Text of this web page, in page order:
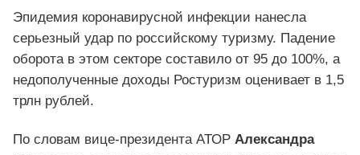
Эпидемия коронавирусной инфекции нанесла
серьезный удар по российскому туризму. Падение
оборота в этом секторе составило от 95 до 100%, а
недополученные доходы Ростуризм оценивает в 1,5
трлн рублей.
По словам вице-президента АТОР Александра